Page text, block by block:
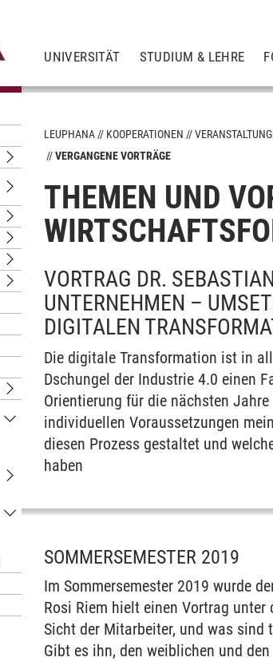
UNIVERSITÄT STUDIUM & LEHRE
Untermenu Recruiting
Untermenu Wissenschaft und Innovation
Untermenu Innovation Communities
Untermenu Entrepreneurship Center
Untermenu Alumni und Ehemalige
Untermenu Hochschulförderung
Untermenu Innovations-Inkubator
Untermenu Veranstaltungen & Konferenzen
Untermenu Baubetriebs- und Baurechtstag
Untermenu Leuphana Wirtschaftsforum
LEUPHANA KOOPERATIONEN
VERGANGENE VORTRÄGE
THEMEN UND
VORTRAG DR.
UNTERNEHMEN –
IGITALEN
Die digitale Transformation ist in
Dschungel der Industrie 4.0 einen
Orientierung für die nächsten
individuellen Voraussetzungen
diesen Prozess gestaltet und
haben
SOMMERSEMESTER 2019
Im Sommersemester 2019 wurde
Rosi Riem hielt einen Vortrag
Sicht der Mitarbeiter, und was
Gibt es ihn, den weiblichen und